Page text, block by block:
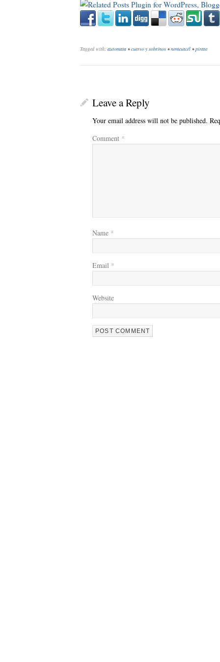
Tagged with: automata •cuervo y sobrinos •nemesacél •pirate
Leave a Reply
Your email address will not be published.
Comment *
Name *
Email *
Website